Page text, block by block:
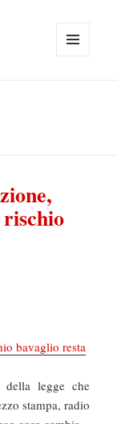
bavaglio resta
legge che
stampa, radio